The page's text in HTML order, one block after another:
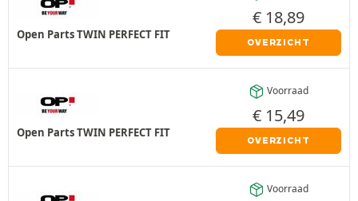
Open Parts TWIN PERFECT FIT
€ 18,89
OVERZICHT
Open Parts TWIN PERFECT FIT
Voorraad
€ 15,49
OVERZICHT
Voorraad